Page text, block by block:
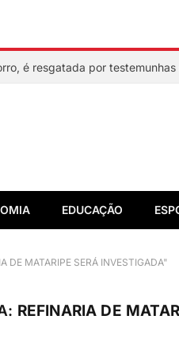
EDUCAÇÃO
DE MATARIPE SERÁ INVESTIGADA"
REFINARIA DE